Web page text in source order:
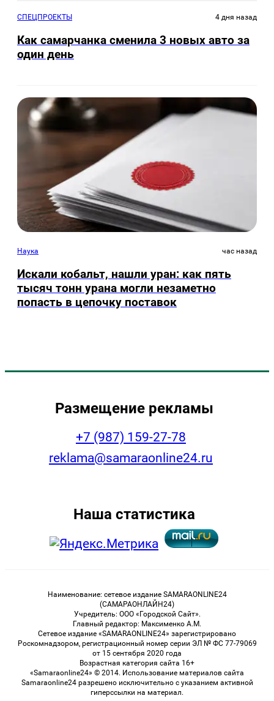
СПЕЦПРОЕКТЫ 4 дня назад
Как самарчанка сменила 3 новых авто за
один день
Наука час назад
Искали кобальт, нашли уран: как пять
тысяч тонн урана могли незаметно
попасть в цепочку поставок
Размещение рекламы
+7 (987) 159-27-78
reklama@samaraonline24.ru
Наша статистика
Наименование: сетевое издание SAMARAONLINE24
(САМАРАОНЛАЙН24)
Учредитель: ООО «Городской Сайт».
Главный редактор: Максименко А.М.
Сетевое издание «SAMARAONLINE24» зарегистрировано
Роскомнадзором, регистрационный номер серии ЭЛ № ФС 77-79069
от 15 сентября 2020 года
Возрастная категория сайта 16+
«Samaraonline24» © 2014. Использование материалов сайта
Samaraonline24 разрешено исключительно с указанием активной
гиперссылки на материал.